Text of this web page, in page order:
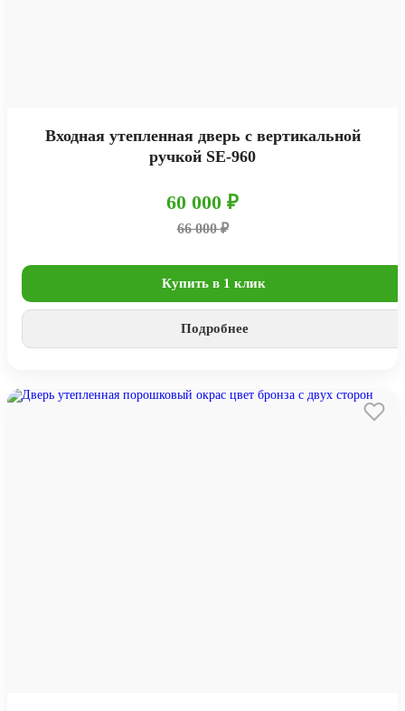
Входная утепленная дверь с вертикальной
ручкой SE-960
60 000 ₽
66 000 ₽
Купить в 1 клик
Подробнее